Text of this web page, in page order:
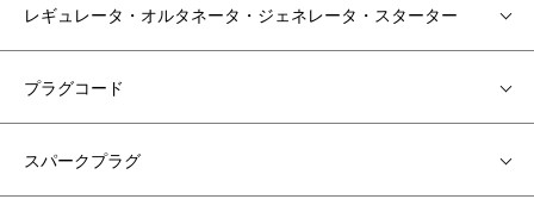
レギュレータ・オルタネータ・ジェネレータ・スターター
プラグコード
スパークプラグ